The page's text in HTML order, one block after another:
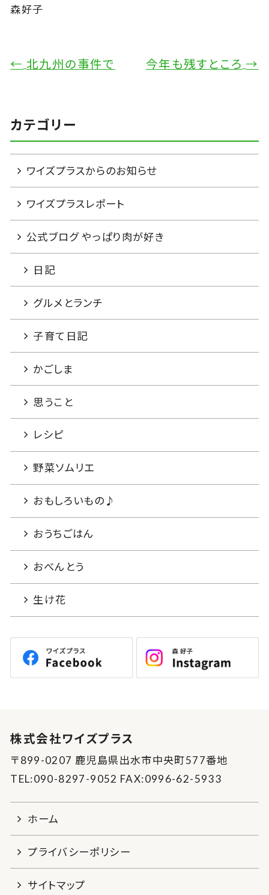
森好子
← 北九州の事件で 今年も残すところ →
カテゴリー
ワイズプラスからのお知らせ
ワイズプラスレポート
公式ブログ やっぱり肉が好き
日記
グルメとランチ
子育て日記
かごしま
思うこと
レシピ
野菜ソムリエ
おもしろいもの♪
おうちごはん
おべんとう
生け花
株式会社ワイズプラス
〒899-0207 鹿児島県出水市中央町577番地
TEL:090-8297-9052 FAX:0996-62-5933
ホーム
プライバシーポリシー
サイトマップ